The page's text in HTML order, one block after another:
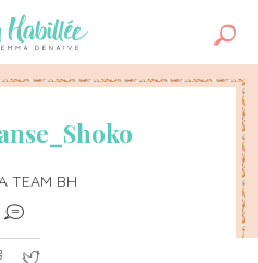
TEAM BH